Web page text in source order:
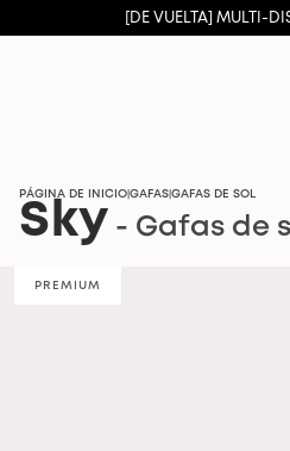
[DE VUELTA] MULTI-
PÁGINA DE INICIO GAFAS GAFAS DE SOL
Sky - Gafas de
PREMIUM